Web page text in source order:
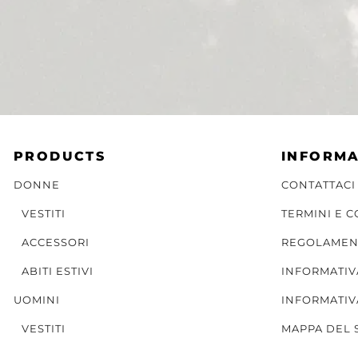
PRODUCTS
DONNE
VESTITI
ACCESSORI
ABITI ESTIVI
UOMINI
VESTITI
CONTATTACI
TERMINI E
MAPPA DEL